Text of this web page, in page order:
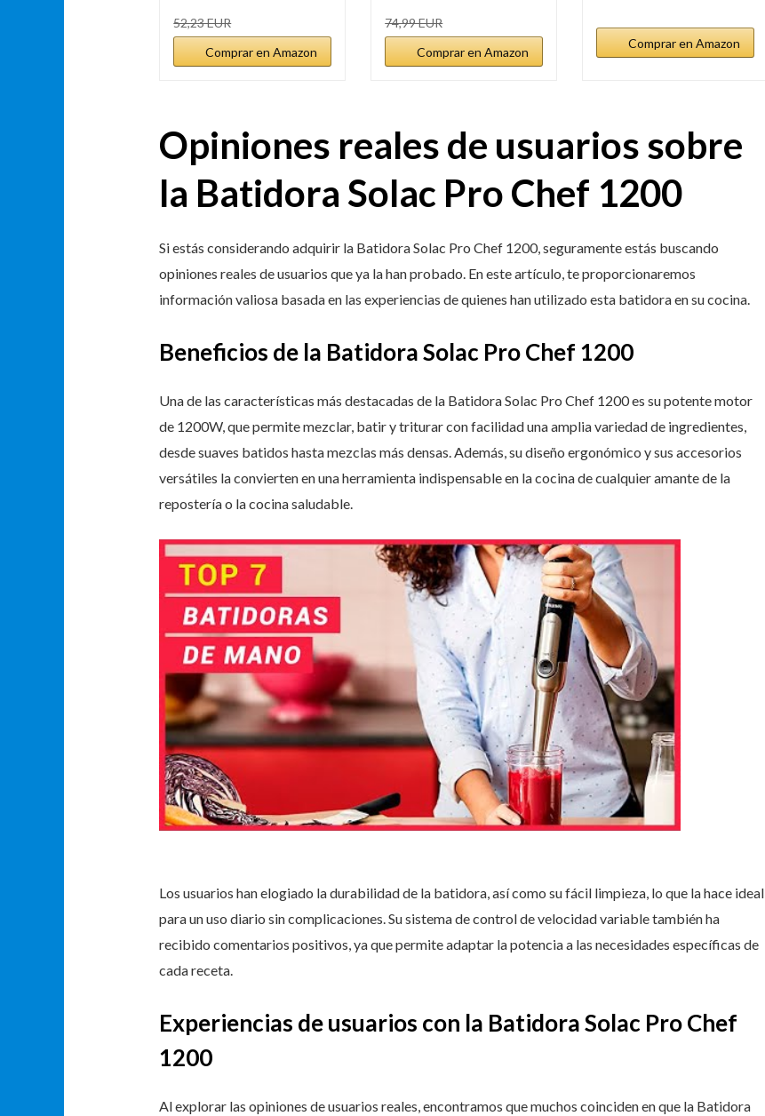
52,23 EUR
Comprar en Amazon
74,99 EUR
Comprar en Amazon
Comprar en Amazon
Opiniones reales de usuarios sobre
la Batidora Solac Pro Chef 1200
Si estás considerando adquirir la Batidora Solac Pro Chef 1200, seguramente estás buscando
opiniones reales de usuarios que ya la han probado. En este artículo, te proporcionaremos
información valiosa basada en las experiencias de quienes han utilizado esta batidora en su cocina.
Beneficios de la Batidora Solac Pro Chef 1200
Una de las características más destacadas de la Batidora Solac Pro Chef 1200 es su potente motor
de 1200W, que permite mezclar, batir y triturar con facilidad una amplia variedad de ingredientes,
desde suaves batidos hasta mezclas más densas. Además, su diseño ergonómico y sus accesorios
versátiles la convierten en una herramienta indispensable en la cocina de cualquier amante de la
repostería o la cocina saludable.
Los usuarios han elogiado la durabilidad de la batidora, así como su fácil limpieza, lo que la hace ideal
para un uso diario sin complicaciones. Su sistema de control de velocidad variable también ha
recibido comentarios positivos, ya que permite adaptar la potencia a las necesidades específicas de
cada receta.
Experiencias de usuarios con la Batidora Solac Pro Chef
1200
Al explorar las opiniones de usuarios reales, encontramos que muchos coinciden en que la Batidora